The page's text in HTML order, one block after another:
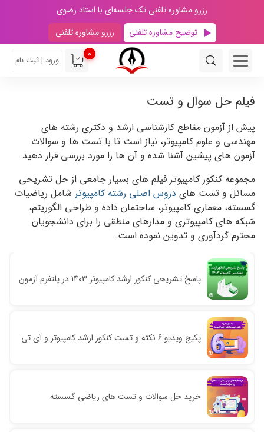
رزرو مشاوره تلفنی تک جلسه‌ای با استاد رضوی
توضیح مشاوره تلفنی
رزرو مشاوره تلفنی
0
ورود | ثبت نام
فیلم حل سوال و تست
پیش از آزمون مقاطع کارشناسی ارشد و دکتری رشته های
مهندسی و علوم کامپیوتر، نیاز است تا با تست ها و سوالات
آزمون های پیشین آشنا شده و آن ها را مورد بررسی قرار دهید.
مجموعه کنکور کامپیوتر فیلم های بسیار جامعی از حل تشریحی
مسائل و تست های دروس اصلی رشته کامپیوتر شامل ریاضیات
گسسته، معماری کامپیوتر، ساختمان داده و طراحی الگوریتم،
شبکه های کامپیوتری و مدارهای منطقی را برای دانشجویان
محترم گردآوری و تدوین نموده است.
پاسخ تشریحی کنکور ارشد کامپیوتر 1403 در پلتفرم آزمون
پکیج ویدیو 6 نکته و تست کنکور ارشد کامپیوتر و آی تی
خرید حل سوالات و تست های ریاضی گسسته